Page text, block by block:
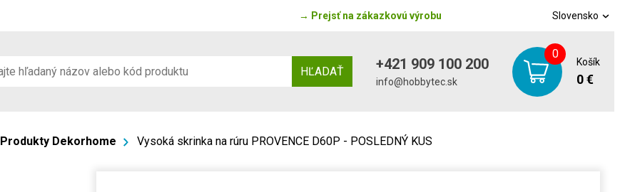
→ Prejsť na zákazkovú výrobu Slovensko
HĽADAŤ +421 909 100 200
info@hobbytec.sk
0
Košík
0 €
Produkty Dekorhome Vysoká skrinka na rúru PROVENCE D60P - POSLEDNÝ KUS